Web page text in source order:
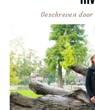
Geschreven door